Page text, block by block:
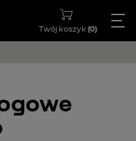
Twój koszyk (0)